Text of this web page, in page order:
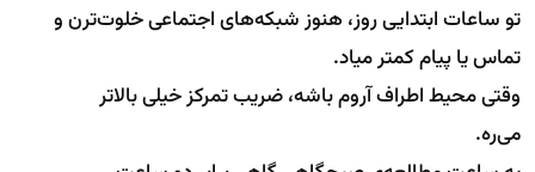
تو ساعات ابتدایی روز، هنوز شبکه‌های اجتماعی خلوت‌ترن و
تماس یا پیام کمتر میاد.
وقتی محیط اطراف آروم باشه، ضریب تمرکز خیلی بالاتر
می‌ره.